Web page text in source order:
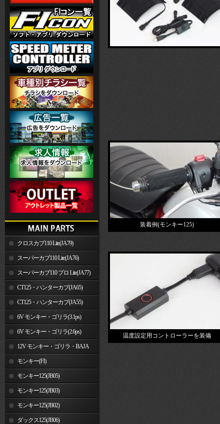
クロスカブ110 Lite(JA79)
スーパーカブ110 Lite(JA76)
スーパーカブ110 プロ Lite(JA77)
CT125・ハンターカブ(JA65)
CT125・ハンターカブ(JA55)
6V モンキー・ゴリラ(3.1ps)
6V モンキー・ゴリラ(2.6ps)
12V モンキー・ゴリラ・BAJA
モンキー(FI)
モンキー125(JB05)
モンキー125(JB03)
モンキー125(JB02)
ダックス125(JB06)
装着例(モンキー125)
温度設定用コントローラーを装備